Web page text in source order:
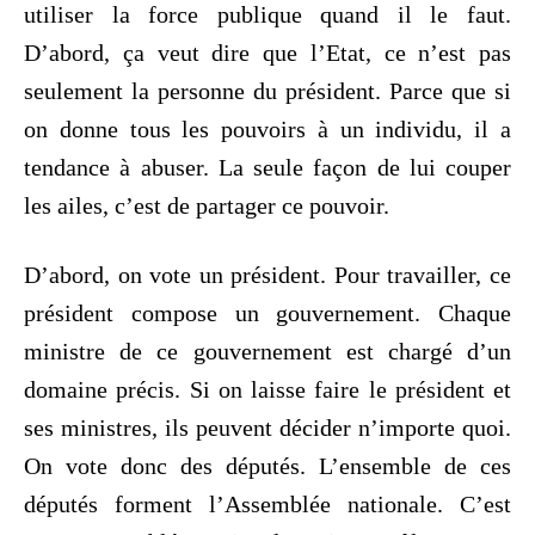
utiliser la force publique quand il le faut.
D’abord, ça veut dire que l’Etat, ce n’est pas
seulement la personne du président. Parce que si
on donne tous les pouvoirs à un individu, il a
tendance à abuser. La seule façon de lui couper
les ailes, c’est de partager ce pouvoir.
D’abord, on vote un président. Pour travailler, ce
président compose un gouvernement. Chaque
ministre de ce gouvernement est chargé d’un
domaine précis. Si on laisse faire le président et
ses ministres, ils peuvent décider n’importe quoi.
On vote donc des députés. L’ensemble de ces
députés forment l’Assemblée nationale. C’est